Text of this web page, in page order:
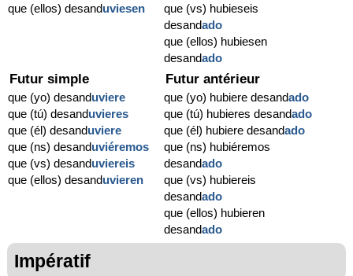
que (ellos) desanduviesen
que (vs) hubieseis
desandado
que (ellos) hubiesen
desandado
Futur simple
que (yo) desanduviere
que (tú) desanduvieres
que (él) desanduviere
que (ns) desanduviéremos
que (vs) desanduviereis
que (ellos) desanduvieren
Futur antérieur
que (yo) hubiere desandado
que (tú) hubieres desandado
que (él) hubiere desandado
que (ns) hubiéremos
desandado
que (vs) hubiereis
desandado
que (ellos) hubieren
desandado
Impératif